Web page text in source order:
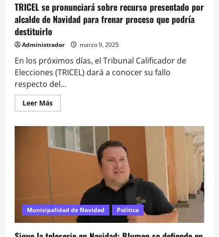
TRICEL se pronunciará sobre recurso presentado por
alcalde de Navidad para frenar proceso que podría
destituirlo
Administrador marzo 9, 2025
En los próximos días, el Tribunal Calificador de
Elecciones (TRICEL) dará a conocer su fallo
respecto del...
Leer MásLeer
más
TRICEL
sobre
frenar
proceso
que
podría
destituirlo
Municipalidad de Navidad Política